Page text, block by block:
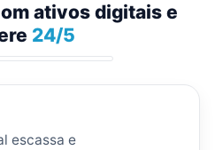
escassa e
ativos digitaise
24/5